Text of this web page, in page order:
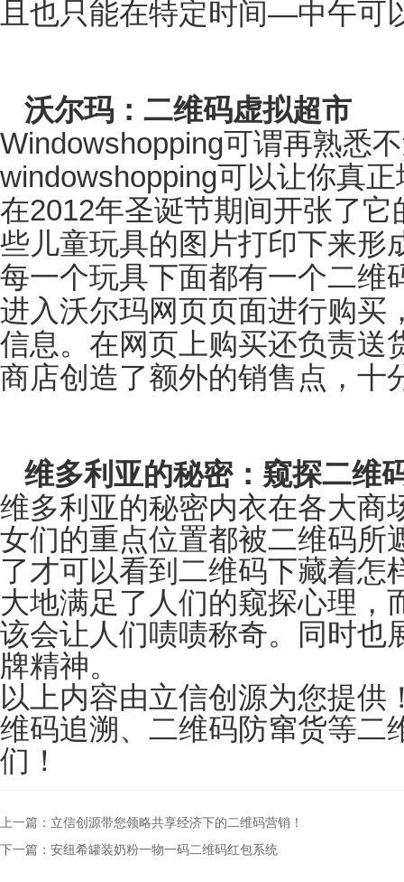
且也只能在特定时间—中午可
沃尔玛：二维码虚拟超市
Windowshopping可谓再熟悉
windowshopping可以让你真
在2012年圣诞节期间开张了
些儿童玩具的图片打印下来形
每一个玩具下面都有一个二维
进入沃尔玛网页页面进行购买
信息。在网页上购买还负责送
商店创造了额外的销售点，十
维多利亚的秘密：窥探二维
维多利亚的秘密内衣在各大商
女们的重点位置都被二维码所
了才可以看到二维码下藏着怎
大地满足了人们的窥探心理，
该会让人们啧啧称奇。同时也
牌精神。
以上内容由立信创源为您提供
维码追溯、二维码防窜货等二
们！
上一篇：立信创源带您领略共享经济下的二维码营销！
下一篇：安纽希罐装奶粉一物一码二维码红包系统